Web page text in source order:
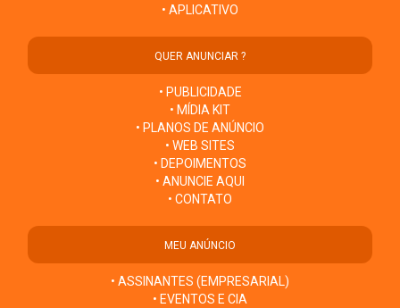
• APLICATIVO
QUER ANUNCIAR ?
• PUBLICIDADE
• MÍDIA KIT
• PLANOS DE ANÚNCIO
• WEB SITES
• DEPOIMENTOS
• ANUNCIE AQUI
• CONTATO
MEU ANÚNCIO
• ASSINANTES (EMPRESARIAL)
• EVENTOS E CIA